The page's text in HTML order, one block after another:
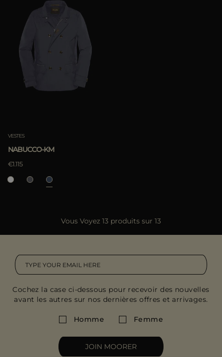
VESTES
NABUCCO-KM
€1.115
Vous Voyez 13 produits sur 13
Cochez la case ci-dessous pour recevoir des nouvelles
avant les autres sur nos dernières offres et arrivages.
Homme Femme
JOIN MOORER